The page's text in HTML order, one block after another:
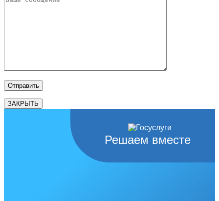
ЗАКРЫТЬ
Решаем вместе